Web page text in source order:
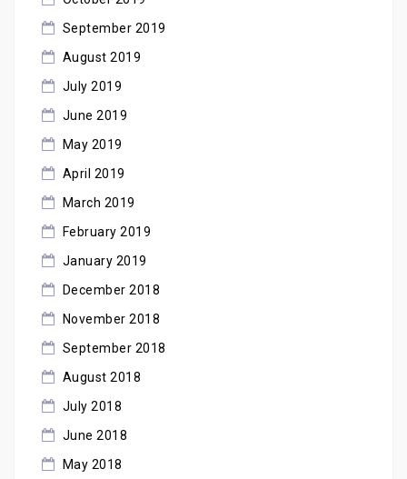
September 2019
August 2019
July 2019
June 2019
May 2019
April 2019
March 2019
February 2019
January 2019
December 2018
November 2018
September 2018
August 2018
July 2018
June 2018
May 2018